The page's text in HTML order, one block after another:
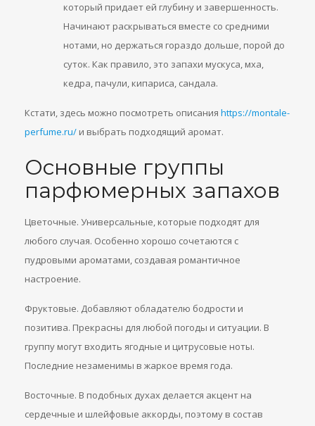
который придает ей глубину и завершенность.
Начинают раскрываться вместе со средними
нотами, но держаться гораздо дольше, порой до
суток. Как правило, это запахи мускуса, мха,
кедра, пачули, кипариса, сандала.
Кстати, здесь можно посмотреть описания https://montale-
perfume.ru/ и выбрать подходящий аромат.
Основные группы
парфюмерных запахов
Цветочные. Универсальные, которые подходят для
любого случая. Особенно хорошо сочетаются с
пудровыми ароматами, создавая романтичное
настроение.
Фруктовые. Добавляют обладателю бодрости и
позитива. Прекрасны для любой погоды и ситуации. В
группу могут входить ягодные и цитрусовые ноты.
Последние незаменимы в жаркое время года.
Восточные. В подобных духах делается акцент на
сердечные и шлейфовые аккорды, поэтому в состав